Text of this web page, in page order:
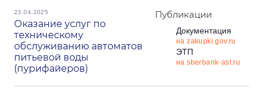
23.04.2025
Оказание услуг по
техническому
обслуживанию автоматов
питьевой воды
(пурифайеров)
Публикации
Документация
на zakupki.gov.ru
ЭТП
на sberbank-ast.ru